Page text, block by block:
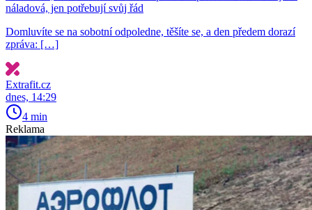
náladová, jen potřebují svůj řád
Domluvíte se na sobotní odpoledne, těšíte se, a den předem dorazí
zpráva: […]
Extrafit.cz
dnes, 14:29
4 min
Reklama